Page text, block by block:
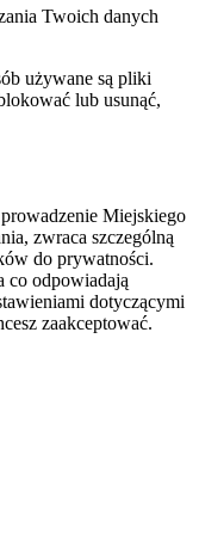
Twoich danych
używane są pliki
lub usunąć,
Miejskiego
zwraca szczególną
do prywatności.
co odpowiadają
dotyczącymi
zaakceptować.